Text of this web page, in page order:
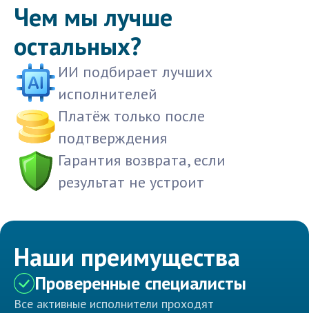
Чем мы лучше
остальных?
ИИ подбирает лучших
исполнителей
Платёж только после
подтверждения
Гарантия возврата, если
результат не устроит
Наши преимущества
Проверенные специалисты
Все активные исполнители проходят